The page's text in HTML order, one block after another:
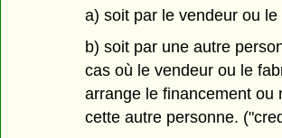
a) soit par le vendeur ou le
b) soit par une autre
cas où le vendeur ou le
arrange le financement ou
cette autre personne.